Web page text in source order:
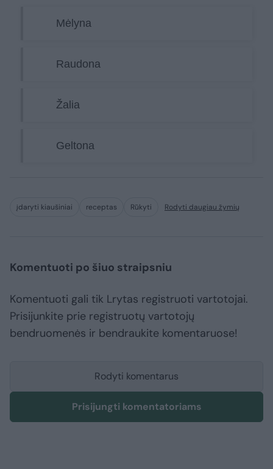
Mėlyna
Raudona
Žalia
Geltona
įdaryti kiaušiniai receptas Rūkyti Rodyti daugiau žymių
Komentuoti po šiuo straipsniu
Komentuoti gali tik Lrytas registruoti vartotojai.
Prisijunkite prie registruotų vartotojų
bendruomenės ir bendraukite komentaruose!
Rodyti komentarus
Prisijungti komentatoriams